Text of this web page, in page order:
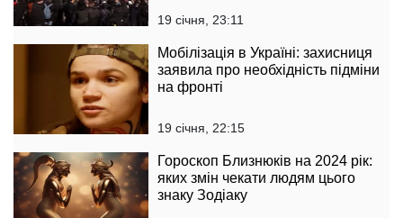
19 січня, 23:11
Мобілізація в Україні: захисниця
заявила про необхідність підміни
на фронті
19 січня, 22:15
Гороскоп Близнюків на 2024 рік:
яких змін чекати людям цього
знаку Зодіаку